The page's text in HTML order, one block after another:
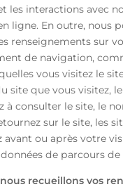
les interactions avec
ligne. En outre, nous
renseignements sur
de navigation,
vous visitez le
site que vous visitez,
à consulter le site, le
sur le site, les
avant ou après votre
de parcours
recueillons vos